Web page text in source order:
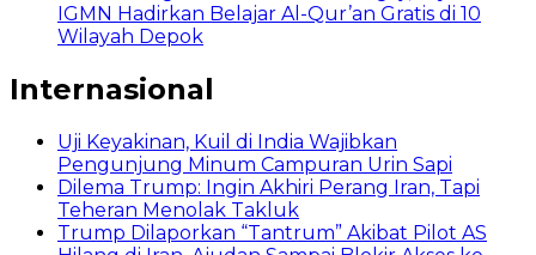
IGMN Hadirkan Belajar Al-Qur’an Gratis di 10
Wilayah Depok
Internasional
Uji Keyakinan, Kuil di India Wajibkan
Pengunjung Minum Campuran Urin Sapi
Dilema Trump: Ingin Akhiri Perang Iran, Tapi
Teheran Menolak Takluk
Trump Dilaporkan “Tantrum” Akibat Pilot AS